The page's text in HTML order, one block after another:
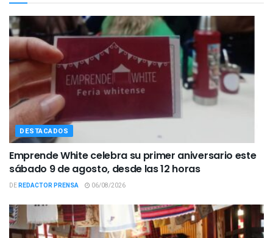
DESTACADOS
Emprende White celebra su primer aniversario este
sábado 9 de agosto, desde las 12 horas
DEREDACTOR PRENSA 06/08/2026